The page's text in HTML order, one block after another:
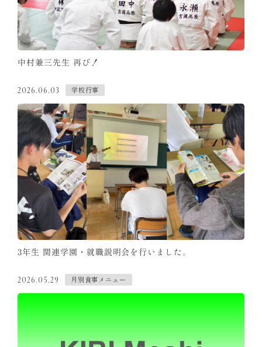
中村兼三先生 再び！
2026.06.03 学校行事
3年生 関連学園・就職説明会を行いました。
2026.05.29 月別食事メニュー